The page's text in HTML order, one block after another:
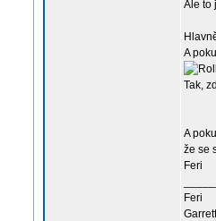
Ale to
A
Tak,
A
že se
Feri
Feri